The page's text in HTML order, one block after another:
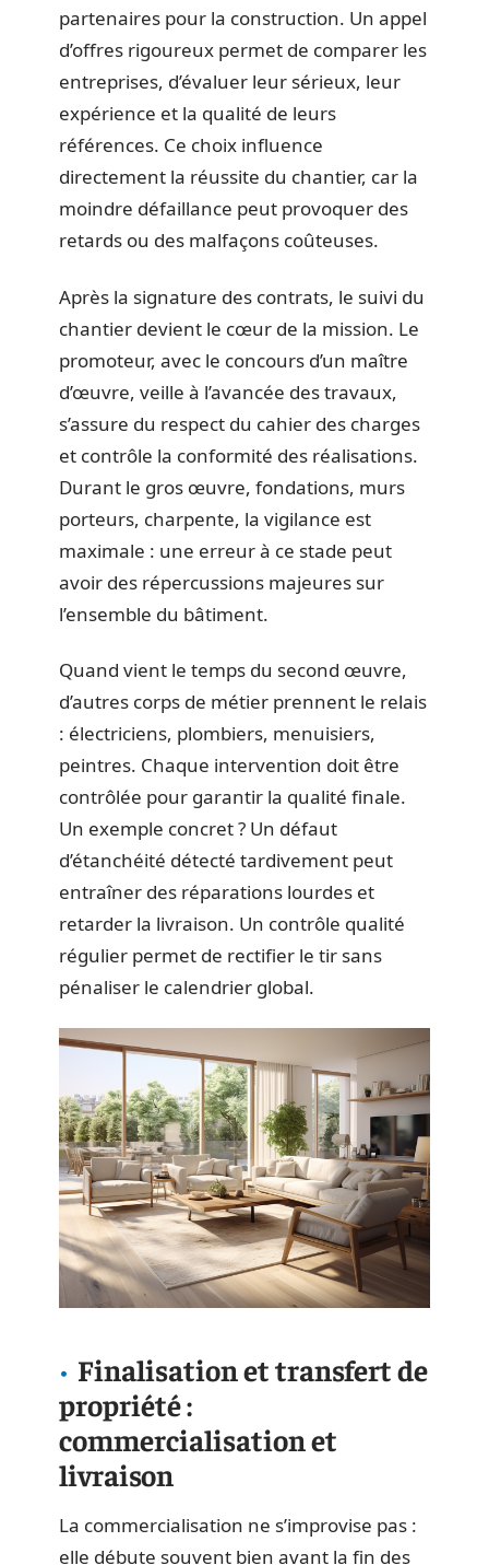
partenaires pour la construction. Un appel
d’offres rigoureux permet de comparer les
entreprises, d’évaluer leur sérieux, leur
expérience et la qualité de leurs
références. Ce choix influence
directement la réussite du chantier, car la
moindre défaillance peut provoquer des
retards ou des malfaçons coûteuses.
Après la signature des contrats, le suivi du
chantier devient le cœur de la mission. Le
promoteur, avec le concours d’un maître
d’œuvre, veille à l’avancée des travaux,
s’assure du respect du cahier des charges
et contrôle la conformité des réalisations.
Durant le gros œuvre, fondations, murs
porteurs, charpente, la vigilance est
maximale : une erreur à ce stade peut
avoir des répercussions majeures sur
l’ensemble du bâtiment.
Quand vient le temps du second œuvre,
d’autres corps de métier prennent le relais
: électriciens, plombiers, menuisiers,
peintres. Chaque intervention doit être
contrôlée pour garantir la qualité finale.
Un exemple concret ? Un défaut
d’étanchéité détecté tardivement peut
entraîner des réparations lourdes et
retarder la livraison. Un contrôle qualité
régulier permet de rectifier le tir sans
pénaliser le calendrier global.
Finalisation et transfert de
propriété :
commercialisation et
livraison
La commercialisation ne s’improvise pas :
elle débute souvent bien avant la fin des